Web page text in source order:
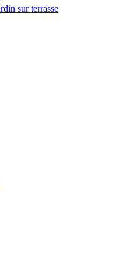
sur terrasse